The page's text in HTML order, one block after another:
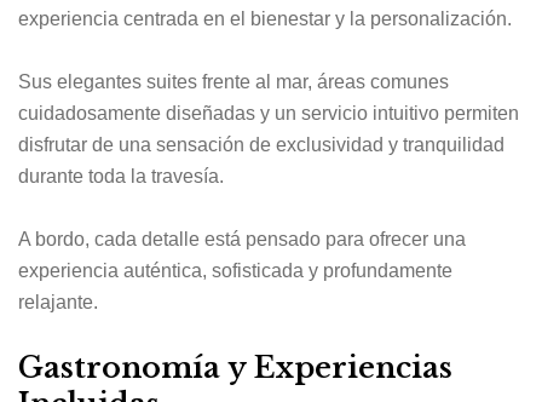
experiencia centrada en el bienestar y la personalización.
Sus elegantes suites frente al mar, áreas comunes
cuidadosamente diseñadas y un servicio intuitivo permiten
disfrutar de una sensación de exclusividad y tranquilidad
durante toda la travesía.
A bordo, cada detalle está pensado para ofrecer una
experiencia auténtica, sofisticada y profundamente
relajante.
Gastronomía y Experiencias